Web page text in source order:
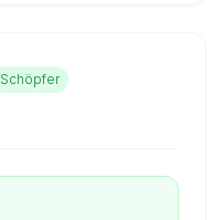
Schöpfer